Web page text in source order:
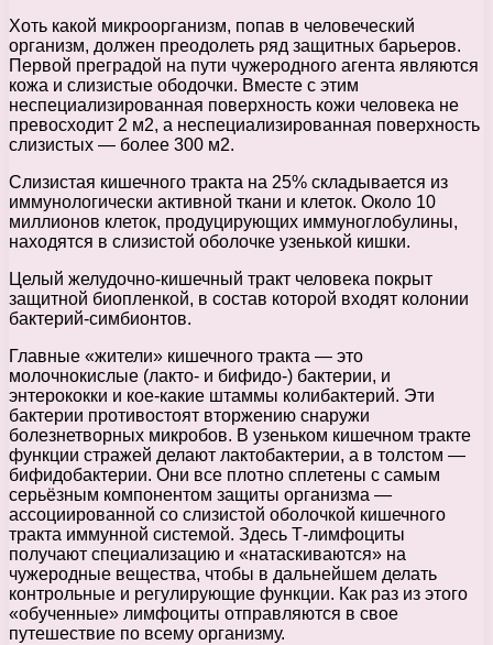
Хоть какой микроорганизм, попав в человеческий
организм, должен преодолеть ряд защитных барьеров.
Первой преградой на пути чужеродного агента являются
кожа и слизистые ободочки. Вместе с этим
неспециализированная поверхность кожи человека не
превосходит 2 м2, а неспециализированная поверхность
слизистых — более 300 м2.
Слизистая кишечного тракта на 25% складывается из
иммунологически активной ткани и клеток. Около 10
миллионов клеток, продуцирующих иммуноглобулины,
находятся в слизистой оболочке узенькой кишки.
Целый желудочно-кишечный тракт человека покрыт
защитной биопленкой, в состав которой входят колонии
бактерий-симбионтов.
Главные «жители» кишечного тракта — это
молочнокислые (лакто- и бифидо-) бактерии, и
энтерококки и кое-какие штаммы колибактерий. Эти
бактерии противостоят вторжению снаружи
болезнетворных микробов. В узеньком кишечном тракте
функции стражей делают лактобактерии, а в толстом —
бифидобактерии. Они все плотно сплетены с самым
серьёзным компонентом защиты организма —
ассоциированной со слизистой оболочкой кишечного
тракта иммунной системой. Здесь Т-лимфоциты
получают специализацию и «натаскиваются» на
чужеродные вещества, чтобы в дальнейшем делать
контрольные и регулирующие функции. Как раз из этого
«обученные» лимфоциты отправляются в свое
путешествие по всему организму.